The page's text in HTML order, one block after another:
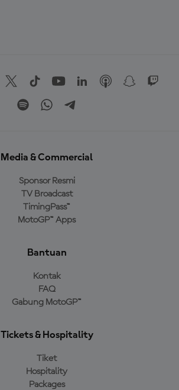
Media & Commercial
Sponsor Resmi
TV Broadcast
TimingPass™
MotoGP™ Apps
Bantuan
Kontak
FAQ
Gabung MotoGP™
Tickets & Hospitality
Tiket
Hospitality
Packages